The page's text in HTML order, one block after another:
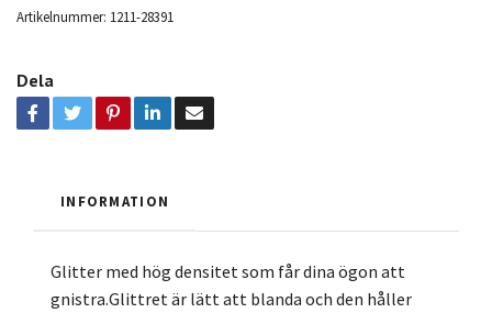
Artikelnummer: 1211-28391
Dela
INFORMATION
Glitter med hög densitet som får dina ögon att
gnistra.Glittret är lätt att blanda och den håller